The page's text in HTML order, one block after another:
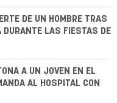
DE UN HOMBRE TRAS
DURANTE LAS FIESTAS DE
A UN JOVEN EN EL
AL HOSPITAL CON